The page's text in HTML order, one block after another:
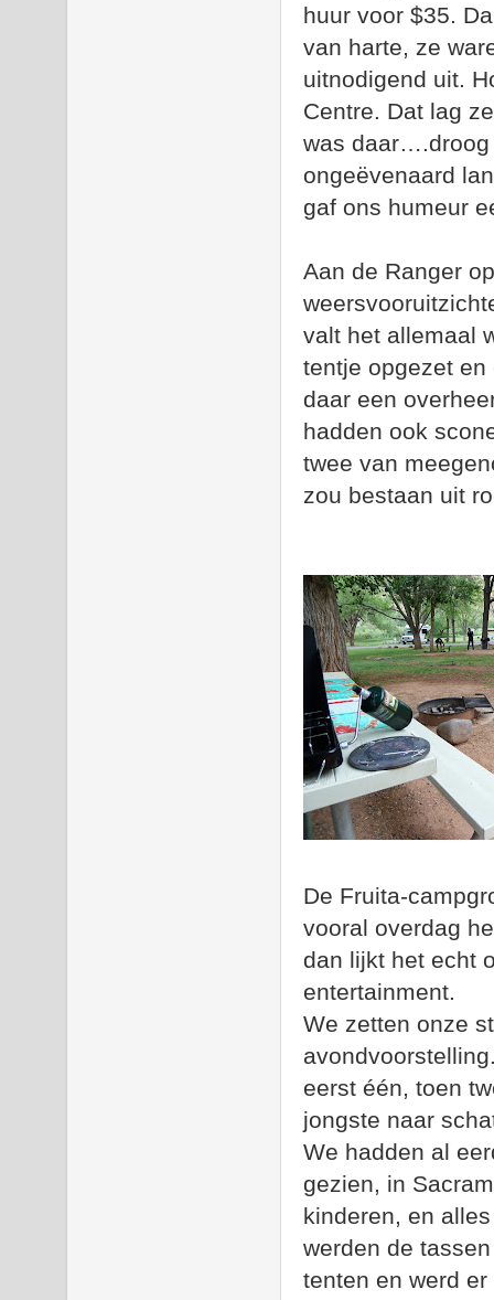
huur voor $35.
van harte, ze
uitnodigend uit.
Centre. Dat lag
was daar….droog
ongeëvenaard
gaf ons humeur
Aan de Ranger
valt het allemaal
tentje opgezet
daar een
hadden ook
twee van
zou bestaan uit
De Fruita-
vooral overdag
dan lijkt het echt
entertainment.
We zetten onze
eerst één, toen
jongste naar
We hadden al
gezien, in
kinderen, en
werden de
tenten en werd